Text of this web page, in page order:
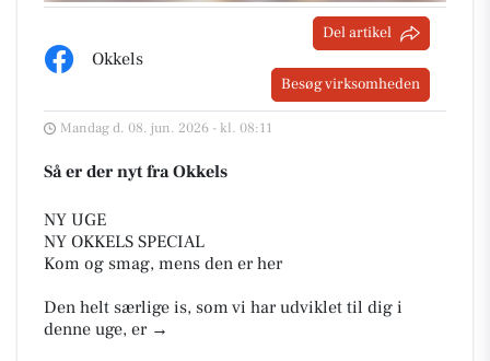
Okkels
Del artikel
Besøg virksomheden
Mandag d. 08. jun. 2026 - kl. 08:11
Så er der nyt fra Okkels
NY UGE
NY OKKELS SPECIAL
Kom og smag, mens den er her
Den helt særlige is, som vi har udviklet til dig i
denne uge, er →